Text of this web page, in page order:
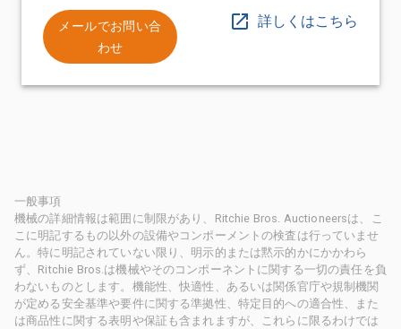
メールでお問い合
わせ
詳しくはこちら
一般事項
機械の詳細情報は範囲に制限があり、Ritchie Bros. Auctioneersは、こ
こに明記するもの以外の設備やコンポーメントの検査は行っていませ
ん。特に明記されていない限り、明示的または黙示的かにかかわら
ず、Ritchie Bros.は機械やそのコンポーネントに関する一切の責任を負
わないものとします。機能性、快適性、あるいは関係官庁や規制機関
が定める安全基準や要件に関する準拠性、特定目的への適合性、また
は商品性に関する表明や保証も含まれますが、これらに限るわけでは